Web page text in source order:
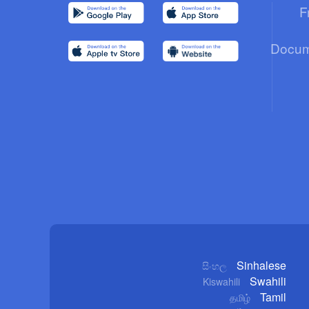
සිංහල Sinhalese
Kiswahili Swahili
தமிழ் Tamil